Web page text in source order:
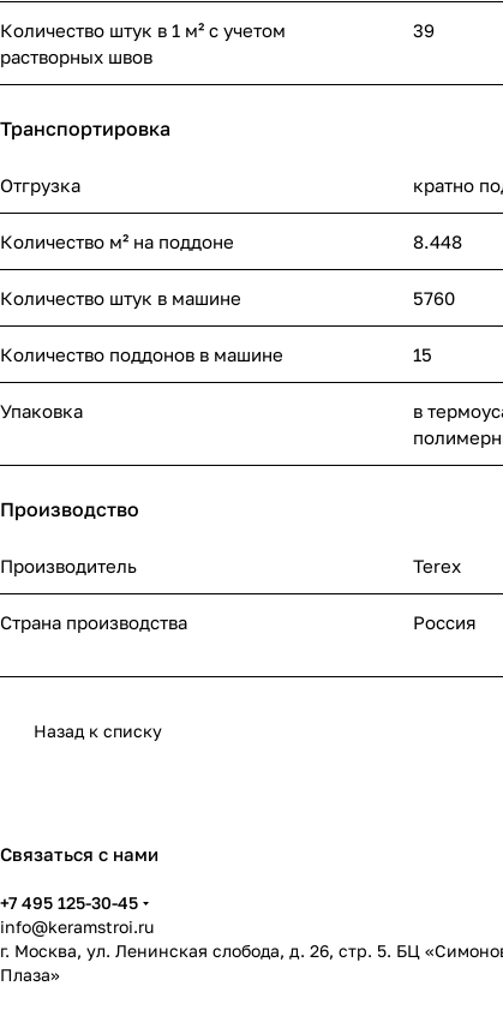
Количество штук в 1 м² с учетом
растворных швов
39
Транспортировка
Отгрузка кратно
Количество м² на поддоне 8.448
Количество штук в машине 5760
Количество поддонов в машине 15
Упаковка
в
Производство
Производитель Terex
Страна производства Россия
Назад к списку
Связаться с нами
+7 495 125-30-45
info@keramstroi.ru
г. Москва, ул. Ленинская слобода, д. 26, стр. 5. БЦ
Плаза»